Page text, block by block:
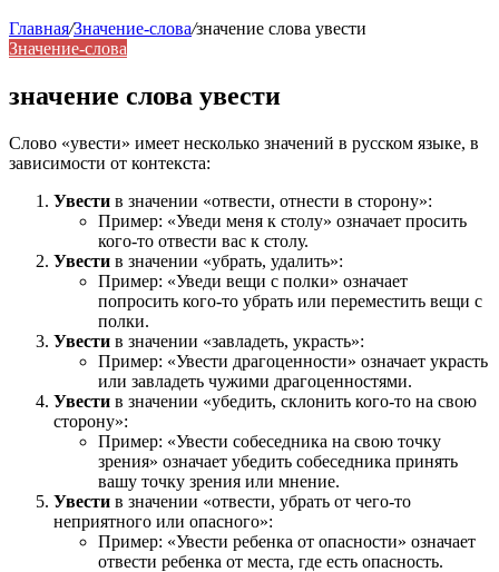
Главная/Значение-слова/значение слова увести
Значение-слова
значение слова увести
Слово «увести» имеет несколько значений в русском языке, в
зависимости от контекста:
Увести в значении «отвести, отнести в сторону»:
Пример: «Уведи меня к столу» означает просить
кого-то отвести вас к столу.
Увести в значении «убрать, удалить»:
Пример: «Уведи вещи с полки» означает
попросить кого-то убрать или переместить вещи с
полки.
Увести в значении «завладеть, украсть»:
Пример: «Увести драгоценности» означает украсть
или завладеть чужими драгоценностями.
Увести в значении «убедить, склонить кого-то на свою
сторону»:
Пример: «Увести собеседника на свою точку
зрения» означает убедить собеседника принять
вашу точку зрения или мнение.
Увести в значении «отвести, убрать от чего-то
неприятного или опасного»:
Пример: «Увести ребенка от опасности» означает
отвести ребенка от места, где есть опасность.